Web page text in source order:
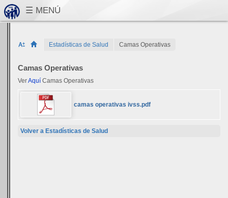
Estadísticas de Salud Camas Operativas
Camas Operativas
VerAquí Camas Operativas
camas operativas ivss.pdf
Volver a Estadísticas de Salud